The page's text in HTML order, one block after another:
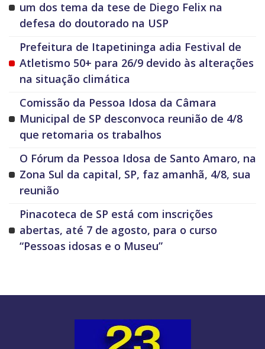
um dos tema da tese de Diego Felix na
defesa do doutorado na USP
Prefeitura de Itapetininga adia Festival de
Atletismo 50+ para 26/9 devido às alterações
na situação climática
Comissão da Pessoa Idosa da Câmara
Municipal de SP desconvoca reunião de 4/8
que retomaria os trabalhos
O Fórum da Pessoa Idosa de Santo Amaro, na
Zona Sul da capital, SP, faz amanhã, 4/8, sua
reunião
Pinacoteca de SP está com inscrições
abertas, até 7 de agosto, para o curso
“Pessoas idosas e o Museu”